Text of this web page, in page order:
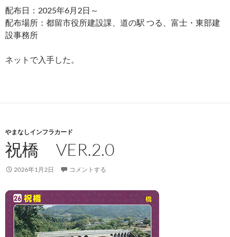
配布日：2025年6月2日～
配布場所：都留市役所建設課、道の駅 つる、富士・東部建
設事務所
ネットで入手した。
やまなしインフラカード
祝橋 VER.2.0
2026年1月2日 コメントする